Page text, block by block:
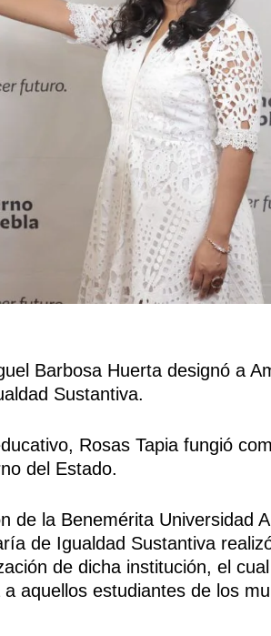
Barbosa Huerta designó a
Sustantiva.
Rosas Tapia fungió
del Estado.
de la Benemérita Universidad
de Igualdad Sustantiva
de dicha institución, el
aquellos estudiantes de los